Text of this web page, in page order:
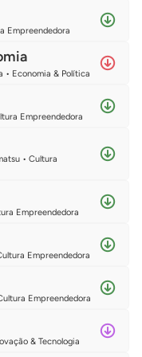
Empreendedora
• Economia & Política
Empreendedora
• Cultura
Empreendedora
Empreendedora
Empreendedora
& Tecnologia